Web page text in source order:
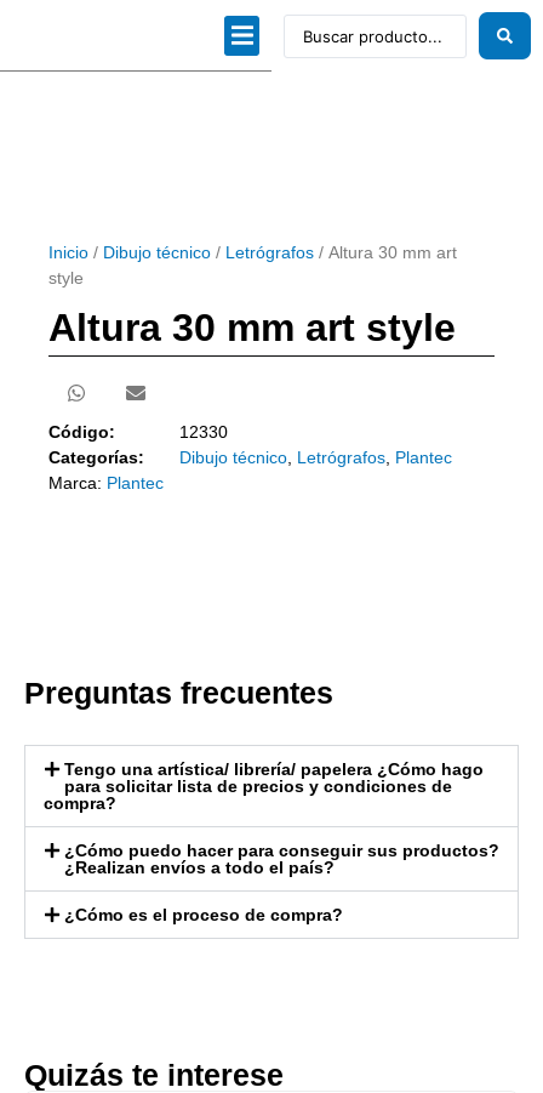
Inicio / Dibujo técnico / Letrógrafos / Altura 30 mm art
style
Altura 30 mm art style
Código:
12330
Categorías:
Dibujo técnico Letrógrafos Plantec
Marca: Plantec
Preguntas frecuentes
Tengo una artística/ librería/ papelera ¿Cómo hago
para solicitar lista de precios y condiciones de
compra?
¿Cómo puedo hacer para conseguir sus productos?
¿Realizan envíos a todo el país?
¿Cómo es el proceso de compra?
Quizás te interese